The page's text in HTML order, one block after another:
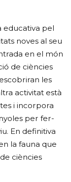
educativa pel
noves al seu
en el món
de ciències
les
activitat està
i incorpora
per fer-
En definitiva
la fauna que
ciències